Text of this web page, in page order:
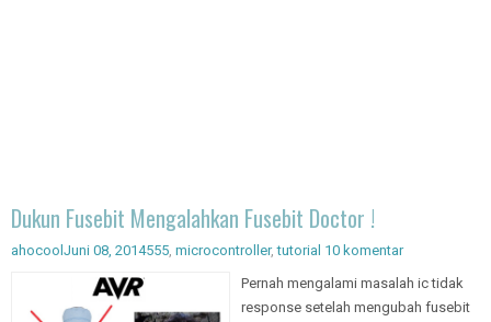
Dukun Fusebit Mengalahkan Fusebit Doctor !
ahocool Juni 08, 2014555, microcontroller,tutorial 10 komentar
Pernah mengalami masalah ic tidak
response setelah mengubah fusebit